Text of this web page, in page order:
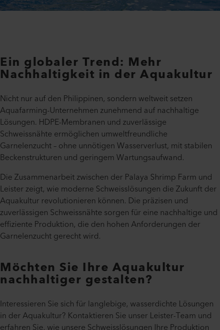
Ein globaler Trend: Mehr
Nachhaltigkeit in der Aquakultur
Nicht nur auf den Philippinen, sondern weltweit setzen
Aquafarming-Unternehmen zunehmend auf nachhaltige
Lösungen. HDPE-Membranen und zuverlässige
Schweissnähte ermöglichen umweltfreundliche
Garnelenzucht – ohne unnötigen Wasserverlust, mit stabilen
Beckenstrukturen und geringem Wartungsaufwand.
Die Zusammenarbeit zwischen der Palaya Shrimp Farm und
Leister zeigt, wie moderne Schweisslösungen die Zukunft der
Aquakultur revolutionieren können. Die präzisen und
zuverlässigen Schweissnähte sorgen für eine nachhaltige und
effiziente Produktion, die den hohen Anforderungen der
Garnelenzucht gerecht wird.
Möchten Sie Ihre Aquakultur
nachhaltiger gestalten?
Interessieren Sie sich für langlebige, wasserdichte Lösungen
in der Aquakultur? Kontaktieren Sie unser Leister-Team und